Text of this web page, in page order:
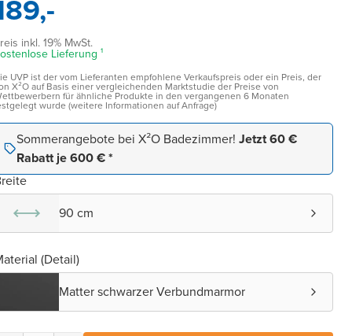
inkl. 19% MwSt.
Lieferung ¹
UVP ist der vom Lieferanten empfohlene Verkaufspreis oder ein Preis, der
X²O auf Basis einer vergleichenden Marktstudie der Preise von
für ähnliche Produkte in den vergangenen 6 Monaten
wurde (weitere Informationen auf Anfrage)
Sommerangebote bei X²O Badezimmer! Jetzt 60 €
Rabatt je 600 € *
90 cm
(Detail)
Matter schwarzer Verbundmarmor